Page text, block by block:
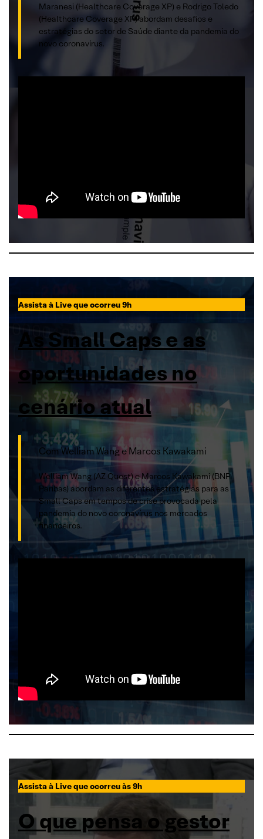
Maranesi (Healthcare Coverage XP) e Rodrigo Toledo
(Healthcare Coverage XP) abordam desafios e
estratégias do setor de Saúde diante da pandemia do
novo coronavírus.
Assista à Live que ocorreu 9h
As Small Caps e as
oportunidades no
cenário atual
Com Welliam Wang e Marcos Kawakami
Welliam Wang (AZ Quest) e Marcos Kawakami (BNP
Paribas) abordam as diferentes estratégias para as
Small Caps em tempos de crise provocada pela
pandemia do novo coronavírus nos mercados
financeiros.
Assista à Live que ocorreu às 9h
O que pensa o gestor